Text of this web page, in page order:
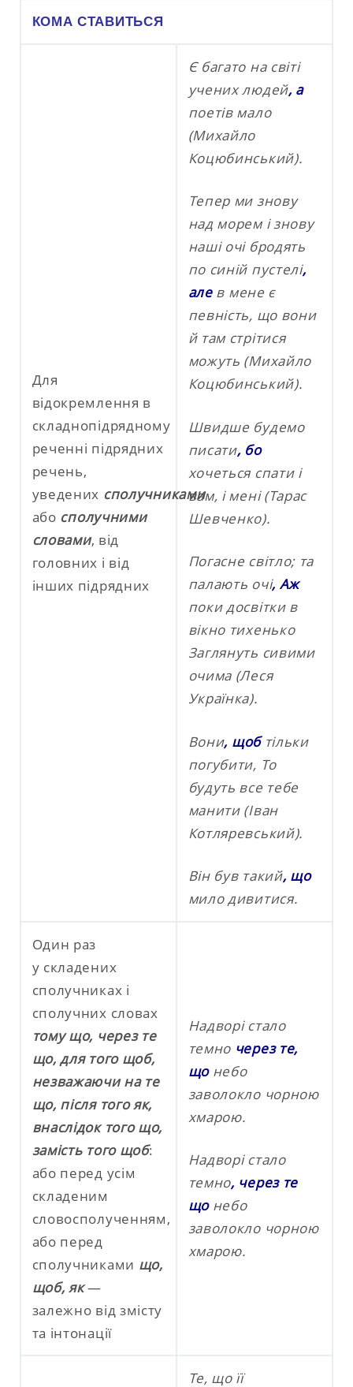
КОМА СТАВИТЬСЯ
Для
відокремлення в
складнопідрядному
реченні підрядних
речень,
уведених сполучниками
або сполучними
словами, від
головних і від
інших підрядних
Є багато на світі
учених людей, а
поетів мало
(Михайло
Коцюбинський).
Тепер ми знову
над морем і знову
наші очі бродять
по синій пустелі,
але в мене є
певність, що вони
й там стрітися
можуть (Михайло
Коцюбинський).
Швидше будемо
писати, бо
хочеться спати і
вам, і мені (Тарас
Шевченко).
Погасне світло; та
палають очі, Аж
поки досвітки в
вікно тихенько
Заглянуть сивими
очима (Леся
Українка).
Вони, щобтільки
погубити, То
будуть все тебе
манити (Іван
Котляревський).
Він був такий, що
мило дивитися.
Один раз
у складених
сполучниках і
сполучних словах
тому що, через те
що, для того щоб,
незважаючи на те
що, після того як,
внаслідок того що,
замість того щоб:
або перед усім
складеним
словосполученням,
або перед
сполучниками що,
щоб, як —
залежно від змісту
та інтонації
Надворі стало
темно через те,
щонебо
заволокло чорною
хмарою.
Надворі стало
темно, через те
щонебо
заволокло чорною
хмарою.
Те, що її